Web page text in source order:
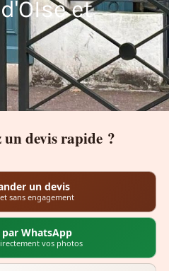
et
un devis rapide ?
un devis
sans engagement
par WhatsApp
vos photos